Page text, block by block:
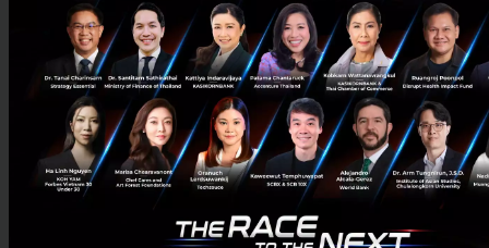
นอกจากนี้ LINE ก็ยังเปิดตัว "Clova Auto" ระบบเชื่อมตัว
Clova เข้ากับรถยนต์ต่างๆ ทำให้รถยนต์มีผู้ช่วย
(Assistant) ที่รับคำสั่งต่างๆ (เช่น สั่งเปิดไฟที่บ้านได้, รับ-
ส่งข้อความผ่าน LINE, โทรผ่าน LINE ได้ เป็นต้น) จากผู้ขับ
รถยนต์ได้ เพียงแค่กดปุ่มเรียกใช้งาน Clova จากพวงมาลัย
รถยนต์ได้เลย